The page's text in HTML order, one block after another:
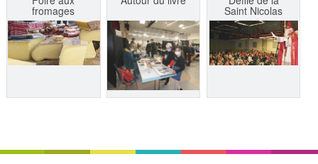
fromages Saint Nicolas